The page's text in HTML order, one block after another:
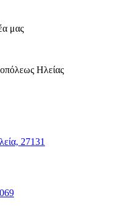
μας
Ηλείας
27131